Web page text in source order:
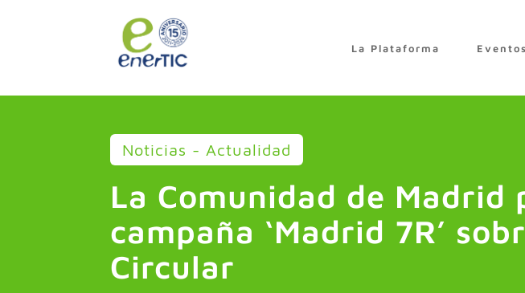
La Plataforma
Noticias - Actualidad
La Comunidad de Madrid
campaña ‘Madrid 7R’
Circular